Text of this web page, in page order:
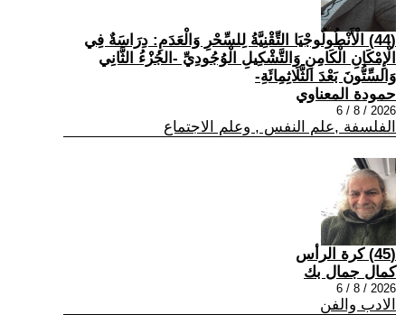
(44) الْأَنْطُولُوجْيَا التِّقْنِيَّةُ لِلسِّحْرِ وَالْعَدَمِ: دِرَاسَةٌ فِي
الْإِمْكَانِ الْكَامِنِ وَالتَّشْكِيلِ الْوُجُودِيِّ -الجُزْءُ الثَّانِي
وَالسِّتُّونَ بَعْدَ الثَّلَاثِمِائَةِ-
حمودة المعناوي
2026 / 8 / 6
الفلسفة ,علم النفس , وعلم الاجتماع
(45) كرة الرأس
كمال جمال بك
2026 / 8 / 6
الادب والفن